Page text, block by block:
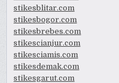
stikesblitar.com
stikesbogor.com
stikesbrebes.com
stikescianjur.com
stikesciamis.com
stikesdemak.com
stikesgarut.com